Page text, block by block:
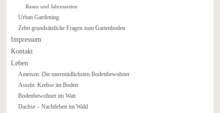
Rasen und Jahreszeiten
Urban Gardening
Zehn grundsätzliche Fragen zum Gartenboden
Impressum
Kontakt
Leben
Ameisen: Die unermüdlichsten Bodenbewohner
Asseln: Krebse im Boden
Bodenbewohner im Watt
Dachse – Nachtleben im Wald